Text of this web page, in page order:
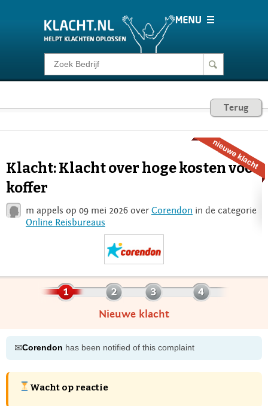
Klacht melden
Consumentenrecht
Login
Terug
Klacht: Klacht over hoge kosten voor
koffer
m appels op 09 mei 2026 overCorendon in de categorie
Online Reisbureaus
Nieuwe klacht
✉Corendon has been notified of this complaint
Wacht op reactie